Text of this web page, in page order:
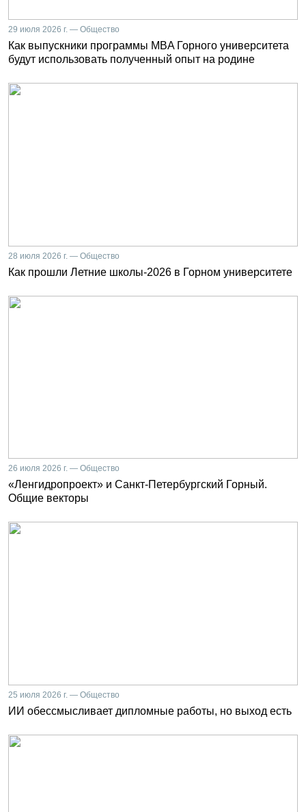
29 июля 2026 г. — Общество
Как выпускники программы MBA Горного университета
будут использовать полученный опыт на родине
28 июля 2026 г. — Общество
Как прошли Летние школы-2026 в Горном университете
26 июля 2026 г. — Общество
«Ленгидропроект» и Санкт-Петербургский Горный.
Общие векторы
25 июля 2026 г. — Общество
ИИ обессмысливает дипломные работы, но выход есть